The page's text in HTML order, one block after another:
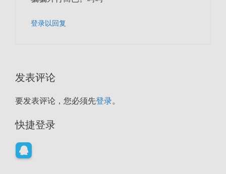
登录以回复
发表评论
要发表评论，您必须先登录。
快捷登录